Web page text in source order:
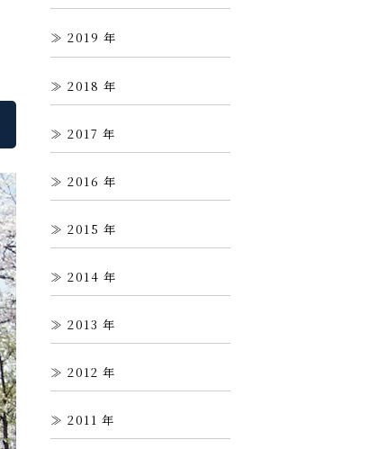
2019
2018
2017
2016
2015
2014
2013
2012
2011